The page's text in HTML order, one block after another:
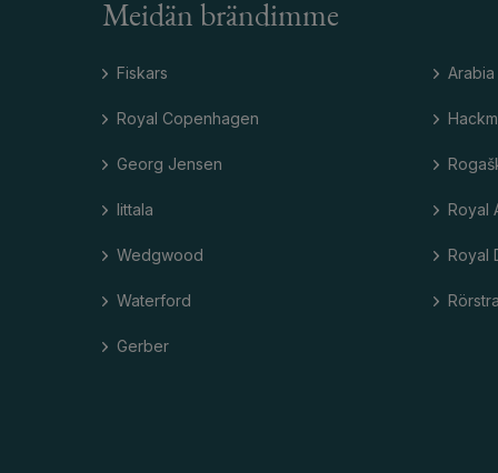
Meidän brändimme
Fiskars
Royal Copenhagen
Georg Jensen
Iittala
Wedgwood
Waterford
Gerber
Arabia
Royal
Royal